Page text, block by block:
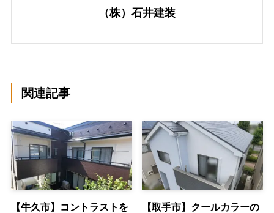
（株）石井建装
関連記事
【牛久市】コントラストを
【取手市】クールカラーの